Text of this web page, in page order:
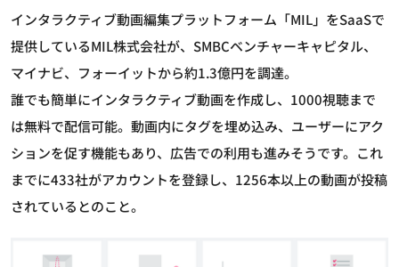
インタラクティブ動画編集プラットフォーム「MIL」をSaaSで
提供しているMIL株式会社が、SMBCベンチャーキャピタル、
マイナビ、フォーイットから約1.3億円を調達。
誰でも簡単にインタラクティブ動画を作成し、1000視聴まで
は無料で配信可能。動画内にタグを埋め込み、ユーザーにアク
ションを促す機能もあり、広告での利用も進みそうです。これ
までに433社がアカウントを登録し、1256本以上の動画が投稿
されているとのこと。